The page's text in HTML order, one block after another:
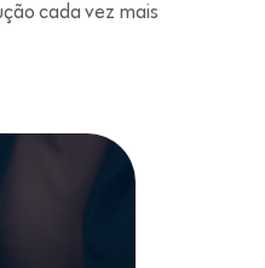
cada vez mais